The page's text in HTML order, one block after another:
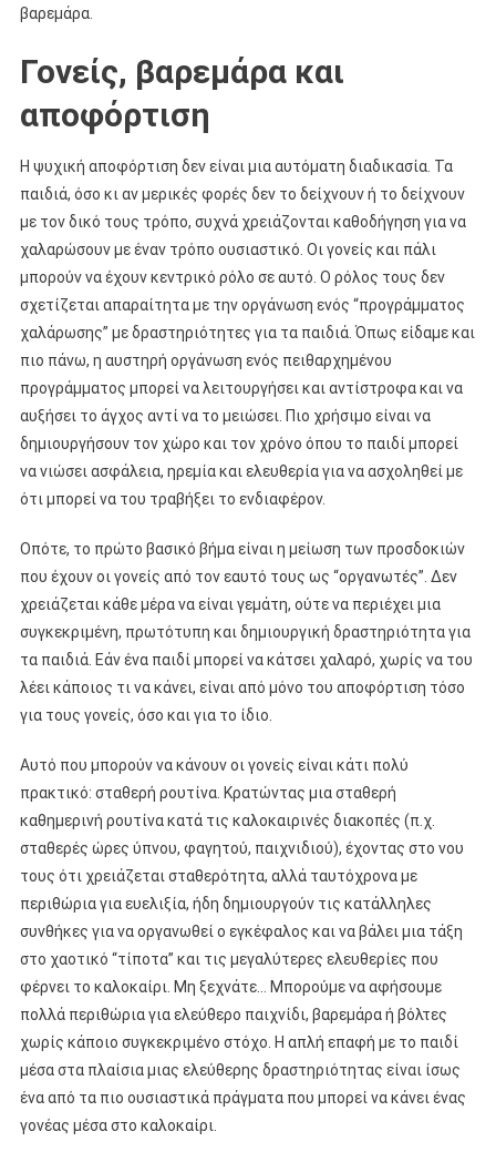
βαρεμάρα.
Γονείς, βαρεμάρα και
αποφόρτιση
Η ψυχική αποφόρτιση δεν είναι μια αυτόματη διαδικασία. Τα
παιδιά, όσο κι αν μερικές φορές δεν το δείχνουν ή το δείχνουν
με τον δικό τους τρόπο, συχνά χρειάζονται καθοδήγηση για να
χαλαρώσουν με έναν τρόπο ουσιαστικό. Οι γονείς και πάλι
μπορούν να έχουν κεντρικό ρόλο σε αυτό. Ο ρόλος τους δεν
σχετίζεται απαραίτητα με την οργάνωση ενός “προγράμματος
χαλάρωσης” με δραστηριότητες για τα παιδιά. Όπως είδαμε και
πιο πάνω, η αυστηρή οργάνωση ενός πειθαρχημένου
προγράμματος μπορεί να λειτουργήσει και αντίστροφα και να
αυξήσει το άγχος αντί να το μειώσει. Πιο χρήσιμο είναι να
δημιουργήσουν τον χώρο και τον χρόνο όπου το παιδί μπορεί
να νιώσει ασφάλεια, ηρεμία και ελευθερία για να ασχοληθεί με
ότι μπορεί να του τραβήξει το ενδιαφέρον.
Οπότε, το πρώτο βασικό βήμα είναι η μείωση των προσδοκιών
που έχουν οι γονείς από τον εαυτό τους ως “οργανωτές”. Δεν
χρειάζεται κάθε μέρα να είναι γεμάτη, ούτε να περιέχει μια
συγκεκριμένη, πρωτότυπη και δημιουργική δραστηριότητα για
τα παιδιά. Εάν ένα παιδί μπορεί να κάτσει χαλαρό, χωρίς να του
λέει κάποιος τι να κάνει, είναι από μόνο του αποφόρτιση τόσο
για τους γονείς, όσο και για το ίδιο.
Αυτό που μπορούν να κάνουν οι γονείς είναι κάτι πολύ
πρακτικό: σταθερή ρουτίνα. Κρατώντας μια σταθερή
καθημερινή ρουτίνα κατά τις καλοκαιρινές διακοπές (π.χ.
σταθερές ώρες ύπνου, φαγητού, παιχνιδιού), έχοντας στο νου
τους ότι χρειάζεται σταθερότητα, αλλά ταυτόχρονα με
περιθώρια για ευελιξία, ήδη δημιουργούν τις κατάλληλες
συνθήκες για να οργανωθεί ο εγκέφαλος και να βάλει μια τάξη
στο χαοτικό “τίποτα” και τις μεγαλύτερες ελευθερίες που
φέρνει το καλοκαίρι. Μη ξεχνάτε… Μπορούμε να αφήσουμε
πολλά περιθώρια για ελεύθερο παιχνίδι, βαρεμάρα ή βόλτες
χωρίς κάποιο συγκεκριμένο στόχο. Η απλή επαφή με το παιδί
μέσα στα πλαίσια μιας ελεύθερης δραστηριότητας είναι ίσως
ένα από τα πιο ουσιαστικά πράγματα που μπορεί να κάνει ένας
γονέας μέσα στο καλοκαίρι.